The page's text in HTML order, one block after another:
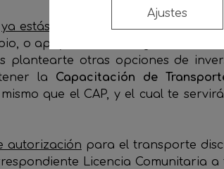
ya estás capacitado para hacer
o apoyándote en seguros de
plantearte otras opciones de
la Capacitación de
mismo que el CAP, y el cual te
autorización para el transporte
Licencia Comunitaria a
Ajustes